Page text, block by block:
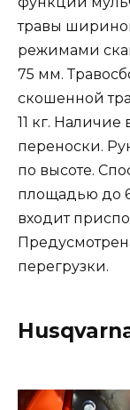
травы
режимами
75 мм.
скошенной
11 кг.
переноски.
по высоте.
площадью до
входит
перегрузки.